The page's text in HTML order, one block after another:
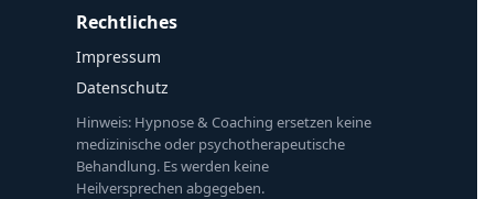
Rechtliches
Impressum
Datenschutz
Hinweis: Hypnose & Coaching ersetzen keine
medizinische oder psychotherapeutische
Behandlung. Es werden keine
Heilversprechen abgegeben.